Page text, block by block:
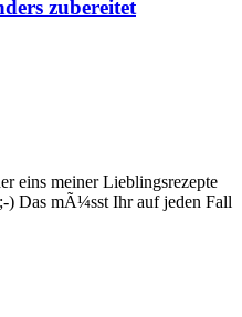
zubereitet
eins meiner Lieblingsrezepte
Das mÃ¼sst Ihr auf jeden Fall